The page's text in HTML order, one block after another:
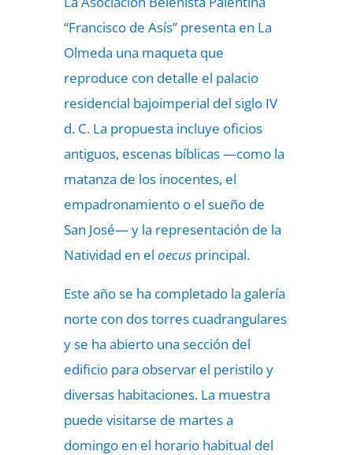
“Francisco de Asís” presenta en La
Olmeda una maqueta que
reproduce con detalle el palacio
residencial bajoimperial del siglo IV
d. C. La propuesta incluye oficios
antiguos, escenas bíblicas —como la
matanza de los inocentes, el
empadronamiento o el sueño de
San José— y la representación de la
Natividad en el oecus principal.
Este año se ha completado la galería
norte con dos torres cuadrangulares
y se ha abierto una sección del
edificio para observar el peristilo y
diversas habitaciones. La muestra
puede visitarse de martes a
domingo en el horario habitual del